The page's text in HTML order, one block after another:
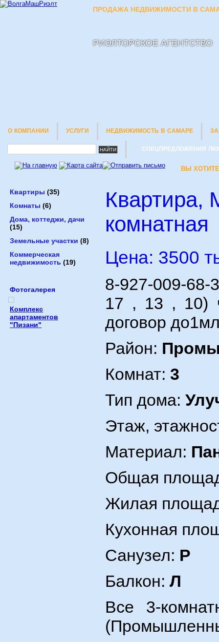
ПРОДАЖА НЕДВИЖИМОСТИ В
РИЭЛТОРСКОЕ АГЕНТСТВО
О КОМПАНИИ УСЛУГИ НЕДВИЖИМОСТЬ В САМАРЕ
СПЕЦПРЕДЛОЖЕНИЯ
ВЫ
Квартиры (35)
Комнаты (6)
Дома, коттеджи, дачи
(15)
Земельные участки (8)
Коммерческая
недвижимость (19)
Фотогалерея
Комплекс
апартаментов
"Пизани"
Квартира,
комнатная
Цена: 3500
8-927-009-
17 , 13 , 10)
договор
Район:
Комнат: 3
Тип дома:
Этаж,
Материал:
Общая
Жилая
Кухонная
Санузел: Р
Балкон: Л
Все 3-